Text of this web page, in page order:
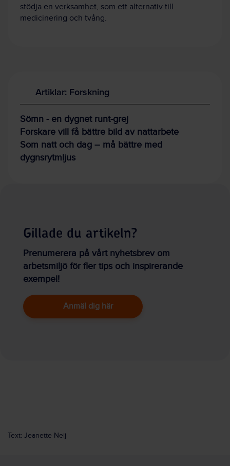
stödja en verksam­het, som ett alterna­tiv till
medicinering och tvång.
Artiklar: Forskning
Sömn - en dygnet runt-grej
Forskare vill få bättre bild av nattarbete
Som natt och dag – må bättre med
dygnsrytmljus
Gillade du artikeln?
Prenumerera på vårt nyhetsbrev om
arbetsmiljö för fler tips och inspirerande
exempel!
Anmäl dig här
Text: Jeanette Neij